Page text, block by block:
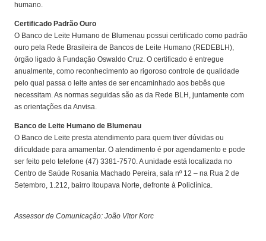
humano.
Certificado Padrão Ouro
O Banco de Leite Humano de Blumenau possui certificado como padrão
ouro pela Rede Brasileira de Bancos de Leite Humano (REDEBLH),
órgão ligado à Fundação Oswaldo Cruz. O certificado é entregue
anualmente, como reconhecimento ao rigoroso controle de qualidade
pelo qual passa o leite antes de ser encaminhado aos bebês que
necessitam. As normas seguidas são as da Rede BLH, juntamente com
as orientações da Anvisa.
Banco de Leite Humano de Blumenau
O Banco de Leite presta atendimento para quem tiver dúvidas ou
dificuldade para amamentar. O atendimento é por agendamento e pode
ser feito pelo telefone (47) 3381-7570. A unidade está localizada no
Centro de Saúde Rosania Machado Pereira, sala nº 12 – na Rua 2 de
Setembro, 1.212, bairro Itoupava Norte, defronte à Policlínica.
Assessor de Comunicação: João Vitor Korc